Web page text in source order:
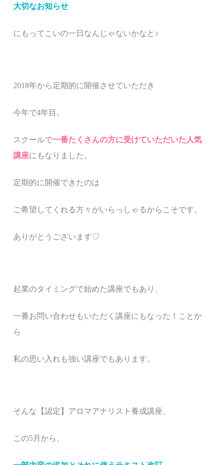
大切なお知らせ
にもってこいの一日なんじゃないかなと♪
2018年から定期的に開催させていただき
今年で4年目。
スクールで一番たくさんの方に受けていただいた人気
講座にもなりました。
定期的に開催できたのは
ご希望してくれる方々がいらっしゃるからこそです。
ありがとうございます♡
起業のタイミングで始めた講座でもあり、
一番お問い合わせもいただく講座にもなった！ことか
ら
私の思い入れも強い講座でもあります。
そんな【認定】アロマアナリスト養成講座、
この5月から、